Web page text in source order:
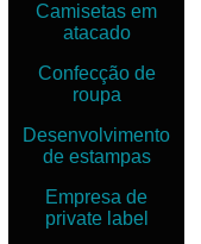
Camisetas em
atacado
Confecção de
roupa
Desenvolvimento
de estampas
Empresa de
private label